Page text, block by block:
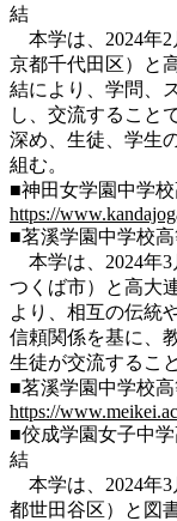
結
本学は、2024年2
京都千代田区）と
結により、学問、
し、交流すること
深め、生徒、学生
組む。
■神田女学園中学
https://
■茗溪学園中学校
本学は、2024年3
つくば市）と高大
より、相互の伝統
信頼関係を基に、
生徒が交流するこ
■茗溪学園中学校
https://
■佼成学園女子中
結
本学は、2024年3
都世田谷区）と図